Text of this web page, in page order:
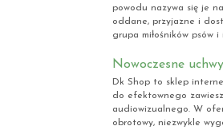
powodu nazywa się je
oddane, przyjazne i
grupa miłośników psów
Nowoczesne
Dk Shop to sklep
do efektownego
audiowizualnego. W
obrotowy, niezwykle